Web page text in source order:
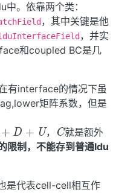
。依靠两个类：
，其中关键是他
，并实
和coupled BC是几
有interface的情况下虽
矩阵系数，但是
，
就是额外
限制，不能存到普通ldu
是代表cell-cell相互作